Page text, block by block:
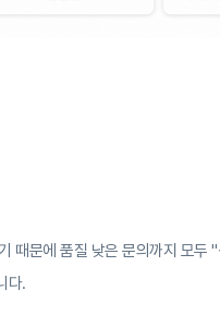
때문에 품질 낮은 문의까지 모두
다.